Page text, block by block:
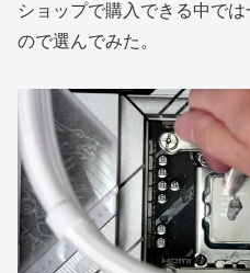
ショップで購入できる中で
ので選んでみた。